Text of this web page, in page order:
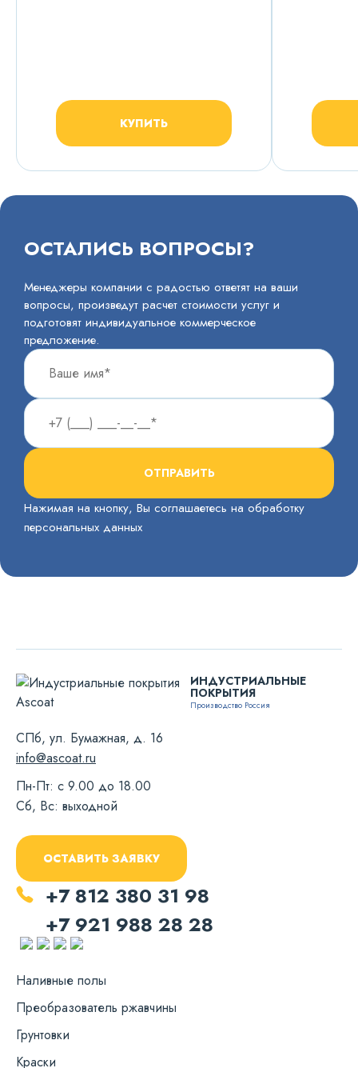
КУПИТЬ
ОСТАЛИСЬ ВОПРОСЫ?
Менеджеры компании с радостью ответят на ваши
вопросы, произведут расчет стоимости услуг и
подготовят индивидуальное коммерческое
предложение.
ОТПРАВИТЬ
Нажимая на кнопку, Вы соглашаетесь на обработку
персональных данных
ИНДУСТРИАЛЬНЫЕ
ПОКРЫТИЯ
Производство Россия
СПб, ул. Бумажная, д. 16
info@ascoat.ru
Пн-Пт: с 9.00 до 18.00
Сб, Вс: выходной
Наливные полы
Преобразователь ржавчины
Грунтовки
Краски
+7 812 380 31 98
+7 921 988 28 28
ОСТАВИТЬ ЗАЯВКУ